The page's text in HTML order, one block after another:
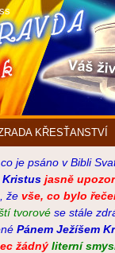
KŘESŤANSTVÍ
co je psáno v Bibli
Kristus jasně
že vše, co bylo
tvorové se stále
Pánem Ježíšem
žádný literní